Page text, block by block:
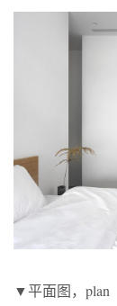
▼平面图，plan